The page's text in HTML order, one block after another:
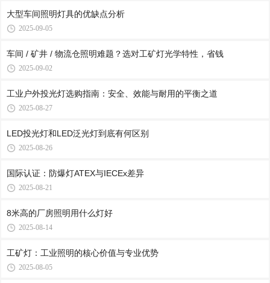
大型车间照明灯具的优缺点分析
2025-09-05
车间 / 矿井 / 物流仓照明难题？选对工矿灯光学特性，省钱
2025-09-02
工业户外投光灯选购指南：安全、效能与耐用的平衡之道
2025-08-27
LED投光灯和LED泛光灯到底有何区别
2025-08-26
国际认证：防爆灯ATEX与IECEx差异
2025-08-21
8米高的厂房照明用什么灯好
2025-08-14
工矿灯：工业照明的核心价值与专业优势
2025-08-05